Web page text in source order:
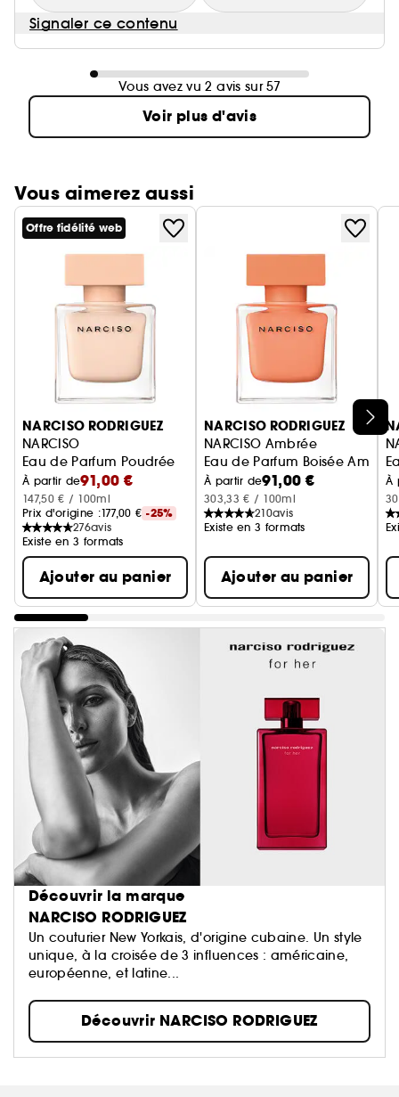
Signaler ce contenu
Vous avez vu 2 avis sur 57
Voir plus d'avis
Vous aimerez aussi
Ignorer le carrousel produits
Offre fidélité web
NARCISO RODRIGUEZ
NARCISO
Eau de Parfum Poudrée
À partir de91,00 €
147,50 € / 100ml
Prix d'origine :177,00 € -25%
276avis
Existe en 3 formats
Ajouter au panier
NARCISO RODRIGUEZ
NARCISO Ambrée
Eau de Parfum Boisée Ambrée
À partir de91,00 €
303,33 € / 100ml
210avis
Existe en 3 formats
Ajouter au panier
À
Découvrir la marque
NARCISO RODRIGUEZ
Un couturier New Yorkais, d'origine cubaine. Un style
unique, à la croisée de 3 influences : américaine,
européenne, et latine...
Découvrir NARCISO RODRIGUEZ